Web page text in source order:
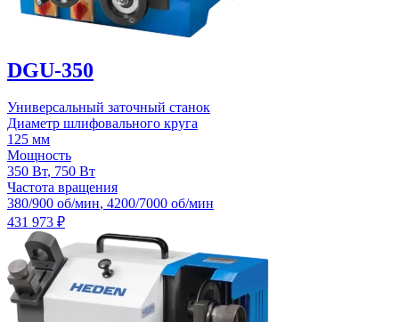
DGU-350
Универсальный заточный станок
Диаметр шлифовального круга
125 мм
Мощность
350 Вт, 750 Вт
Частота вращения
380/900 об/мин, 4200/7000 об/мин
431 973 ₽